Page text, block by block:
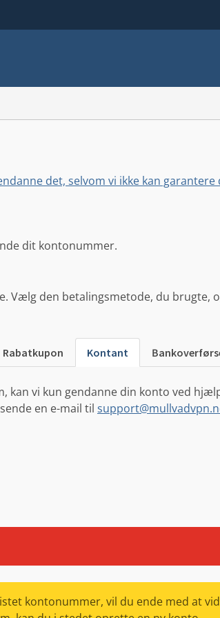
det, selvom vi ikke kan
dit kontonummer.
Vælg den betalingsmetode, du
Rabatkupon Kontant
vi kun gendanne din konto ved
en e-mail til
kontonummer, vil du ende med at